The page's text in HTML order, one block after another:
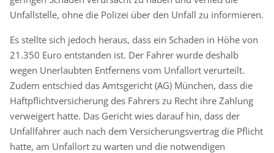
Unfallstelle, ohne die Polizei über den Unfall zu informieren.
Es stellte sich jedoch heraus, dass ein Schaden in Höhe von
21.350 Euro entstanden ist. Der Fahrer wurde deshalb
wegen Unerlaubten Entfernens vom Unfallort verurteilt.
Zudem entschied das Amtsgericht (AG) München, dass die
Haftpflichtversicherung des Fahrers zu Recht ihre Zahlung
verweigert hatte. Das Gericht wies darauf hin, dass der
Unfallfahrer auch nach dem Versicherungsvertrag die Pflicht
hatte, am Unfallort zu warten und die notwendigen